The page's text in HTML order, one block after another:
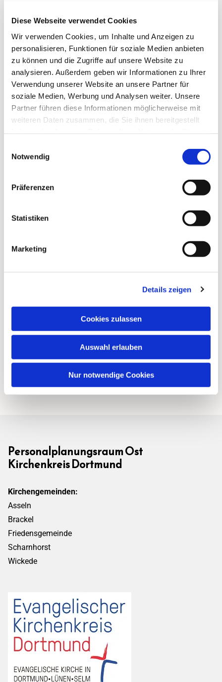
Diese Webseite verwendet Cookies
Wir verwenden Cookies, um Inhalte und Anzeigen zu
personalisieren, Funktionen für soziale Medien anbieten
zu können und die Zugriffe auf unsere Website zu
analysieren. Außerdem geben wir Informationen zu Ihrer
Verwendung unserer Website an unsere Partner für
soziale Medien, Werbung und Analysen weiter. Unsere
Partner führen diese Informationen möglicherweise mit
weiteren Daten zusammen, die Sie ihnen bereitgestellt
Notwendig
Präferenzen
Statistiken
Marketing
Details zeigen
Cookies zulassen
Auswahl erlauben
Nur notwendige Cookies
Dies könnte Sie auch
Personalplanungsraum Ost
Kirchenkreis Dortmund
Kirchengemeinden:
Asseln
Brackel
Friedensgemeinde
Scharnhorst
Wickede